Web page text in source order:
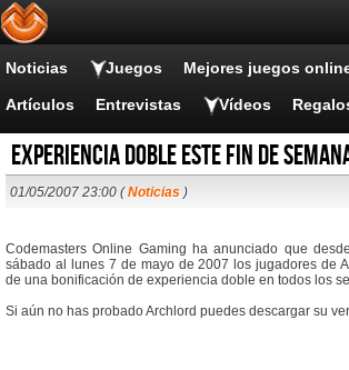
Noticias Juegos Mejores juegos
Artículos Entrevistas Vídeos
Experiencia doble este fin de
01/05/2007 23:00 (Noticias )
Codemasters Online Gaming ha anunciado que
sábado al lunes 7 de mayo de 2007 los jugadores de
de una bonificación de experiencia doble en todos los
Si aún no has probado Archlord puedes descargar su